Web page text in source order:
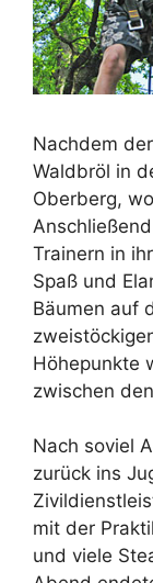
Nachdem
Waldbröl in
Oberberg,
Trainern in
Spaß und
Bäumen auf
Höhepunkte
zwischen
Nach soviel
zurück ins
mit der
und viele